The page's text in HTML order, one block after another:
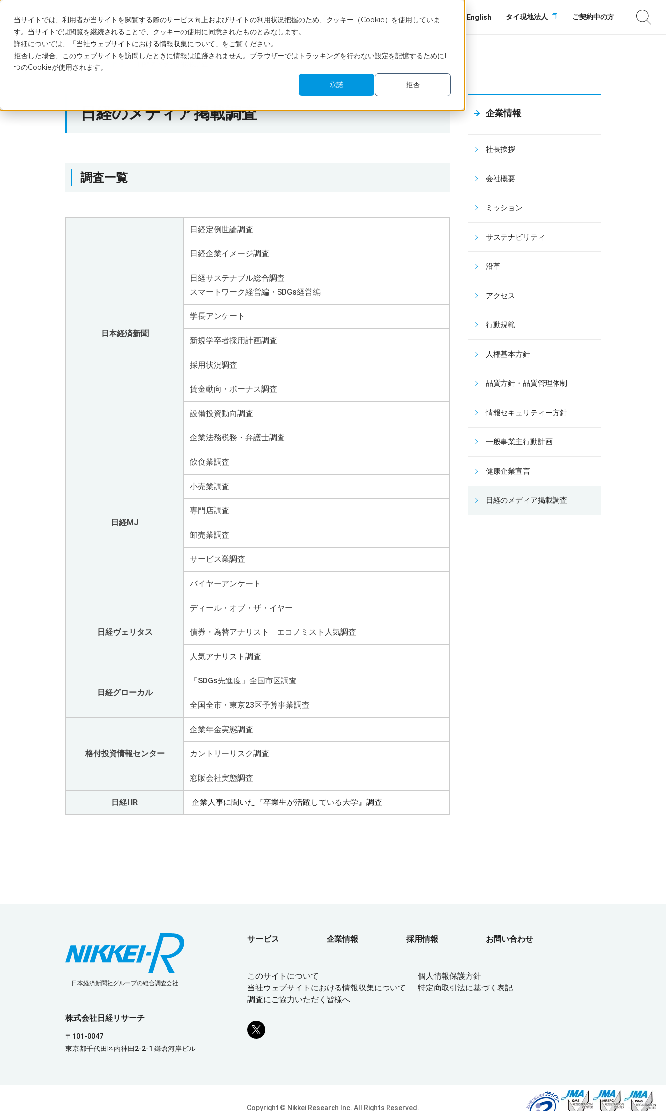
当サイトでは、利用者が当サイトを閲覧する際のサービス向上およびサイトの利用状況把握のため、クッキー（Cookie）を使用していま
す。当サイトでは閲覧を継続されることで、クッキーの使用に同意されたものとみなします。
詳細については、「当社ウェブサイトにおける情報収集について 」をご覧ください。
拒否した場合、このウェブサイトを訪問したときに情報は追跡されません。ブラウザーではトラッキングを行わない設定を記憶するために1
つのCookieが使用されます。
承諾
拒否
サービス企業情報 採用情報 お問い合わせ English タイ現地法人 ご契約中の方
トップ 企業情報
日経のメディア掲載調査
調査一覧
日本経済新聞
日経定例世論調査
日経企業イメージ調査
日経サステナブル総合調査
スマートワーク経営編・SDGs経営編
学長アンケート
新規学卒者採用計画調査
採用状況調査
賃金動向・ボーナス調査
設備投資動向調査
企業法務税務・弁護士調査
日経MJ
飲食業調査
小売業調査
専門店調査
卸売業調査
サービス業調査
バイヤーアンケート
日経ヴェリタス
ディール・オブ・ザ・イヤー
債券・為替アナリスト エコノミスト人気調査
人気アナリスト調査
日経グローカル
「SDGs先進度」全国市区調査
全国全市・東京23区予算事業調査
格付投資情報センター
企業年金実態調査
カントリーリスク調査
窓販会社実態調査
日経HR 企業人事に聞いた『卒業生が活躍している大学』調査
企業情報
社長挨拶
会社概要
ミッション
サステナビリティ
沿革
アクセス
行動規範
人権基本方針
品質方針・品質管理体制
情報セキュリティー方針
一般事業主行動計画
健康企業宣言
日経のメディア掲載調査
日本経済新聞社グループの総合調査会社
株式会社日経リサーチ
〒101-0047
東京都千代田区内神田2-2-1 鎌倉河岸ビル
サービス 企業情報 採用情報 お問い合わせ
このサイトについて
個人情報保護方針
当社ウェブサイトにおける情報収集について
特定商取引法に基づく表記
調査にご協力いただく皆様へ
Copyright © Nikkei Research Inc. All Rights Reserved.